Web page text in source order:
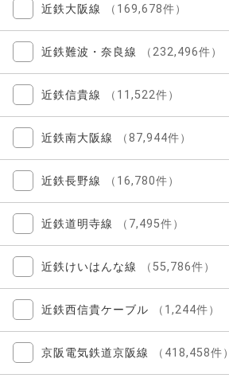
近鉄大阪線 （169,678件）
近鉄難波・奈良線 （232,496件）
近鉄信貴線 （11,522件）
近鉄南大阪線 （87,944件）
近鉄長野線 （16,780件）
近鉄道明寺線 （7,495件）
近鉄けいはんな線 （55,786件）
近鉄西信貴ケーブル （1,244件）
京阪電気鉄道京阪線 （418,458件）